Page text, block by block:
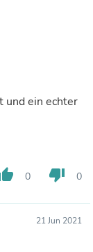
und ein echter
0 thumb_down 0
21 Jun 2021